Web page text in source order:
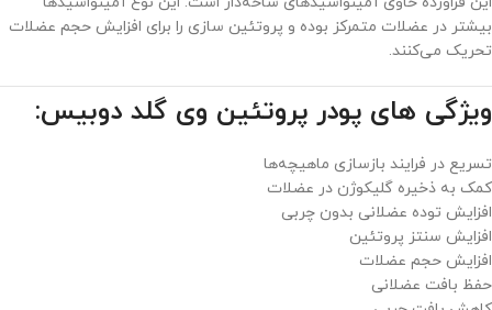
بیشتر در عضلات متمرکز بوده و پروتئین سازی را برای افزایش حجم عضلات
تحریک می‌کنند.
ویژگی های پودر پروتئین وی گلد دوبیس:
تسریع در فرایند بازسازی ماهیچه‌ها
کمک به ذخیره گلیکوژن در عضلات
افزایش توده عضلانی بدون چربی
افزایش سنتز پروتئین
افزایش حجم عضلات
حفظ بافت عضلانی